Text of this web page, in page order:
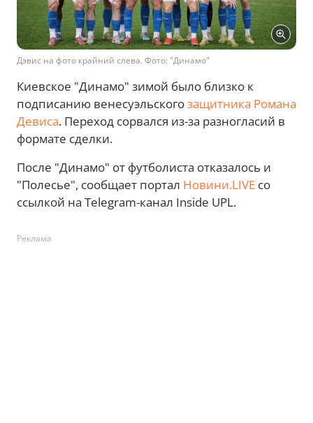
Дэвис на фото крайний слева. Фото: "Динамо"
Киевское "Динамо" зимой было близко к
подписанию венесуэльскогозащитника Романа
Девиса. Переход сорвался из-за разногласий в
формате сделки.
После "Динамо" от футболиста отказалось и
"Полесье", сообщает портал Новини.LIVE со
ссылкой на Telegram-канал Inside UPL.
Реклама